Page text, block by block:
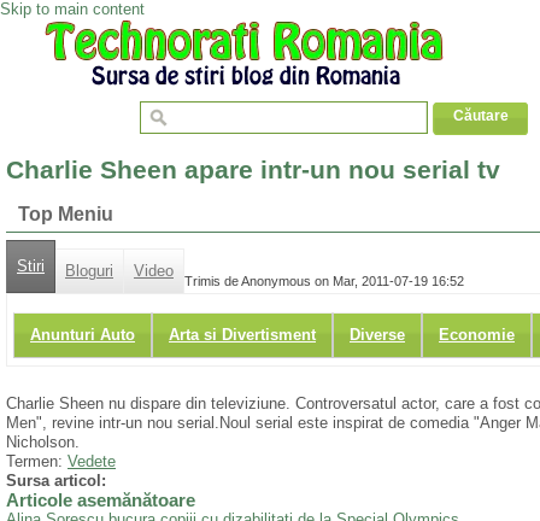
Skip to main content
Charlie Sheen apare intr-un nou serial tv
Top Meniu
Stiri Bloguri Video
Anunturi Auto Arta si Divertisment Diverse Economie
Trimis de Anonymous on Mar, 2011-07-19 16:52
Charlie Sheen nu dispare din televiziune. Controversatul actor, care a fost
Men", revine intr-un nou serial.Noul serial este inspirat de comedia "Anger
Nicholson.
Termen: Vedete
Sursa articol:
Articole asemănătoare